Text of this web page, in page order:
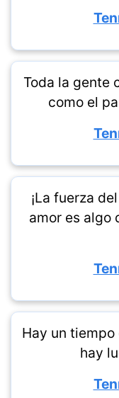
Toda la gente
como el
¡La fuerza
amor es algo
Hay un
hay